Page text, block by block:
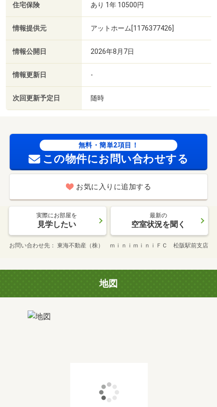
住宅保険 あり 1年 10500円
情報提供元 アットホーム[1176377426]
情報公開日 2026年8月7日
情報更新日 -
次回更新予定日 随時
無料・簡単2項目！
この物件にお問い合わせする
お気に入りに追加する
実際にお部屋を
見学したい
最新の
空室状況を聞く
お問い合わせ先 東海不動産（株） ｍｉｎｉｍｉｎｉＦＣ 松阪駅前支店
地図